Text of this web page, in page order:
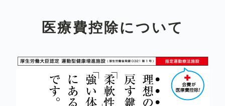
医療費控除について